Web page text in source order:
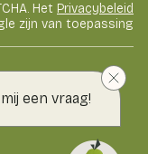
een vraag!
Het Privacybeleid
zijn van toepassing